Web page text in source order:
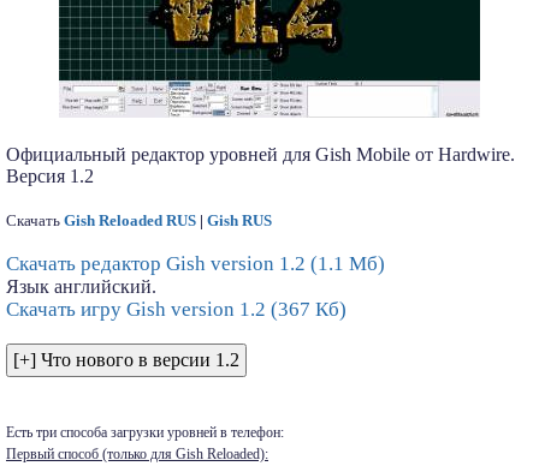
Официальный редактор уровней для Gish Mobile от Hardwire.
Версия 1.2
Скачать Gish Reloaded RUS | Gish RUS
Скачать редактор Gish version 1.2 (1.1 Мб)
Язык английский.
Скачать игру Gish version 1.2 (367 Кб)
Есть три способа загрузки уровней в телефон:
Первый способ (только для Gish Reloaded):